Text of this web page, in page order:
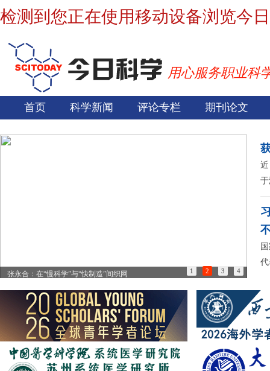
检测到您正在使用移动设备浏览今
用心服务职业科
首页 科学新闻 评论专栏 期刊论文
张永合：在“慢科学”与“快制造”间织网 1 2 3 4